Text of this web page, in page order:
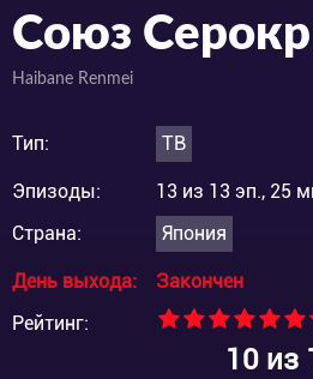
Союз
Haibane Renmei
Тип: ТВ
Эпизоды:
13 из 13 эп., 25
Страна:
Япония
День выхода:
Закончен
Рейтинг:
10из